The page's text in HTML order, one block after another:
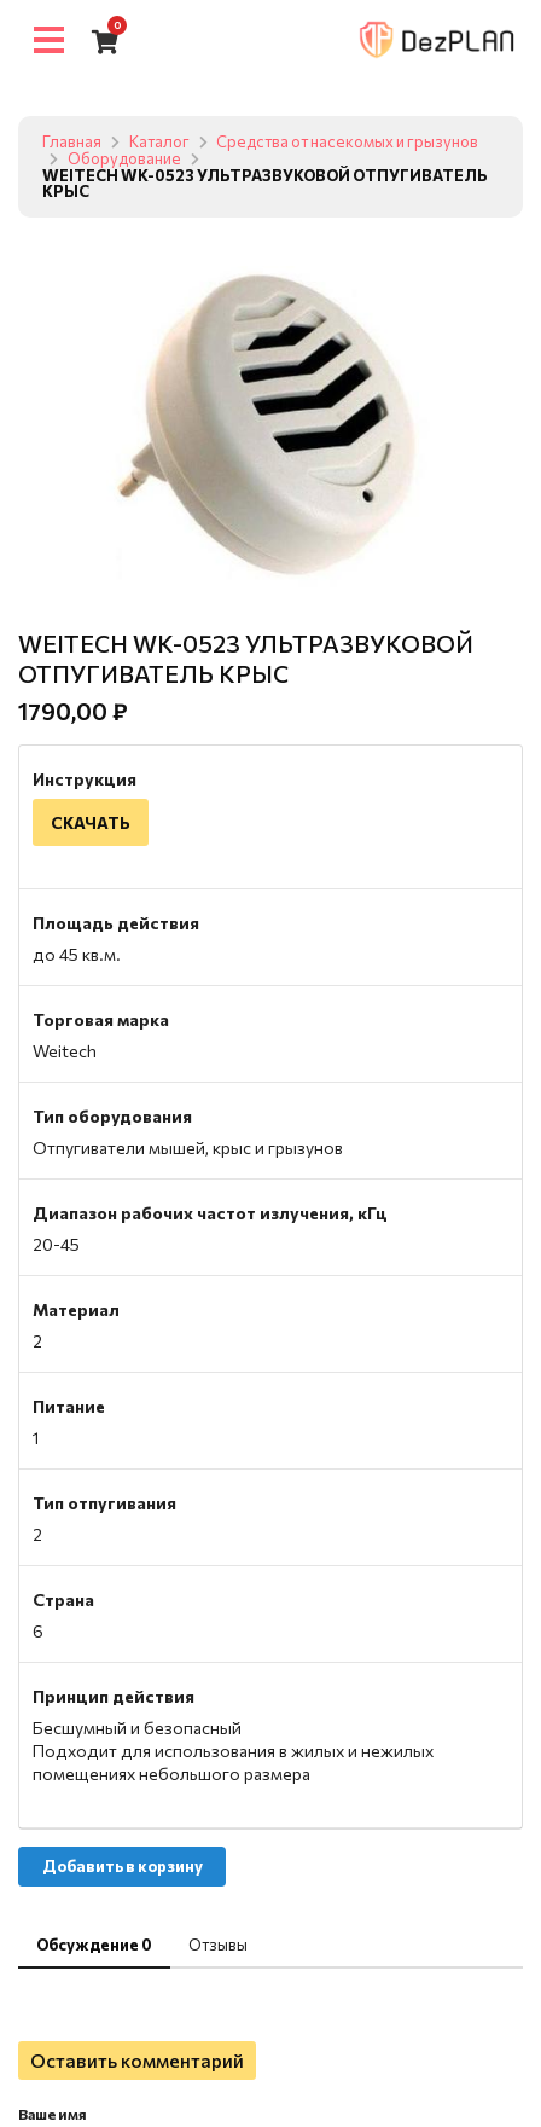
0
Главная Каталог
Средства от насекомых и грызунов
Оборудование
WEITECH WK-0523 УЛЬТРАЗВУКОВОЙ ОТПУГИВАТЕЛЬ
КРЫС
WEITECH WK-0523 УЛЬТРАЗВУКОВОЙ
ОТПУГИВАТЕЛЬ КРЫС
1790,00 ₽
Инструкция
СКАЧАТЬ
Площадь действия
до 45 кв.м.
Торговая марка
Weitech
Тип оборудования
Отпугиватели мышей, крыс и грызунов
Диапазон рабочих частот излучения, кГц
20-45
Материал
2
Питание
1
Тип отпугивания
2
Страна
6
Принцип действия
Бесшумный и безопасный
Подходит для использования в жилых и нежилых
помещениях небольшого размера
Добавить в корзину
Обсуждение 0 Отзывы
Оставить комментарий
Ваше имя